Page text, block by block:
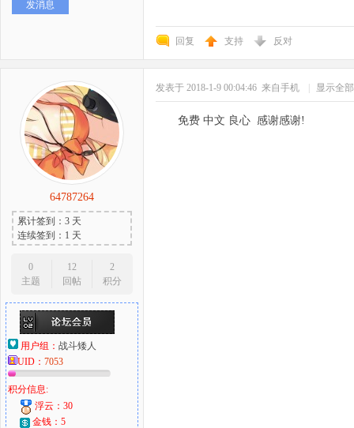
发消息
回复 支持 反对
64787264
累计签到：3 天
连续签到：1 天
0
主题
12
回帖
2
积分
用户组： 战斗矮人
UID： 7053
积分信息:
浮云：30
金钱：5
发表于 2018-1-9 00:04:46 来自手机 显示全
免费 中文 良心 感谢感谢!